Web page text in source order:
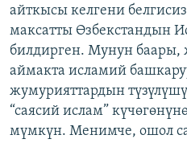
айткысы келгени
максатты Өзбекстандын
билдирген. Мунун баары,
аймакта исламий
жумурияттардын
“саясий ислам”
мүмкүн. Менимче, ошол